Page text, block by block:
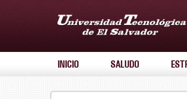
INICIO SALUDO